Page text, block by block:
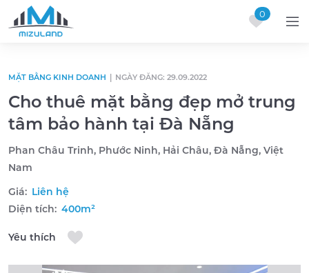
0
MẶT BẰNG KINH DOANH NGÀY ĐĂNG: 29.09.2022
Cho thuê mặt bằng đẹp mở trung
tâm bảo hành tại Đà Nẵng
Phan Châu Trinh, Phước Ninh, Hải Châu, Đà Nẵng, Việt
Nam
Giá: Liên hệ
Diện tích: 400m²
Yêu thích